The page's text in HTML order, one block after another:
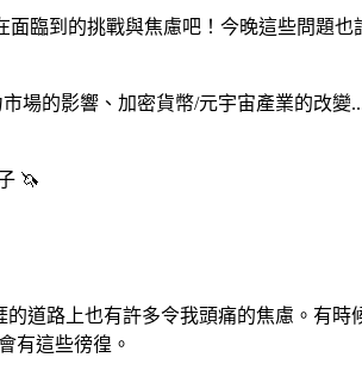
臨到的挑戰與焦慮吧！今晚這些問題
場的影響、加密貨幣/元宇宙產業的改
🦄
的道路上也有許多令我頭痛的焦慮。有
有這些徬徨。